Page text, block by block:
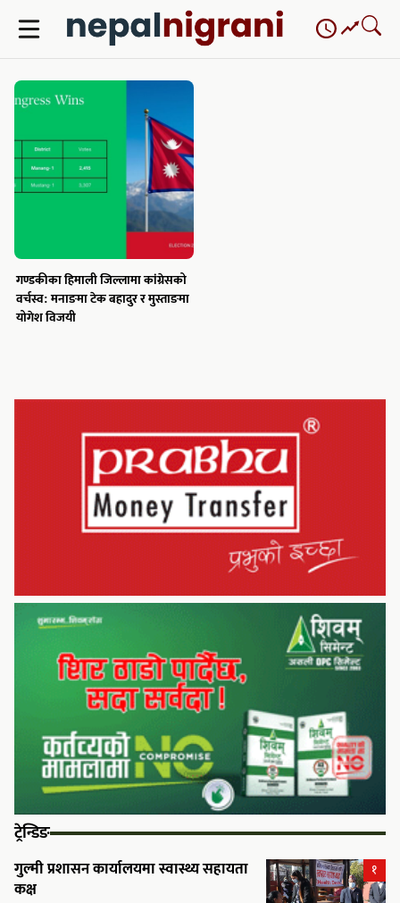
content
गण्डकीका हिमाली जिल्लामा कांग्रेसको
वर्चस्व: मनाङमा टेक बहादुर र मुस्ताङमा
योगेश विजयी
ट्रेन्डिङ
गुल्मी प्रशासन कार्यालयमा स्वास्थ्य सहायता
कक्ष
१